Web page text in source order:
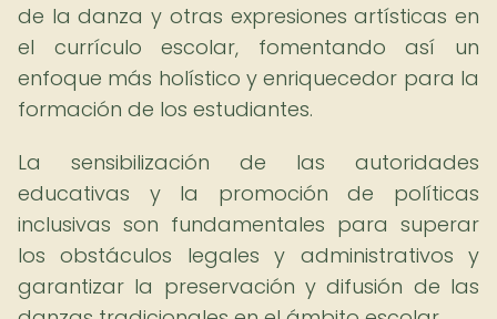
de la danza y otras expresiones artísticas en
el currículo escolar, fomentando así un
enfoque más holístico y enriquecedor para la
formación de los estudiantes.
La sensibilización de las autoridades
educativas y la promoción de políticas
inclusivas son fundamentales para superar
los obstáculos legales y administrativos y
garantizar la preservación y difusión de las